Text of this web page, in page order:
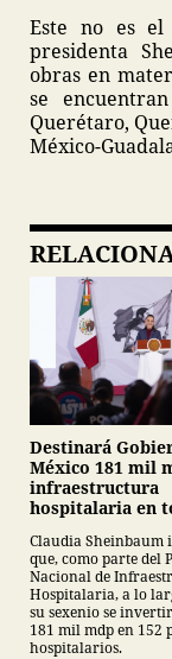
Este no es el
presidenta
obras en
se
Querétaro,
México-
Destinará
México 181 mil
infraestructura
hospitalaria en
Claudia Sheinbaum
que, como parte del
Nacional de
Hospitalaria, a lo
su sexenio se
181 mil mdp en 152
hospitalarios.